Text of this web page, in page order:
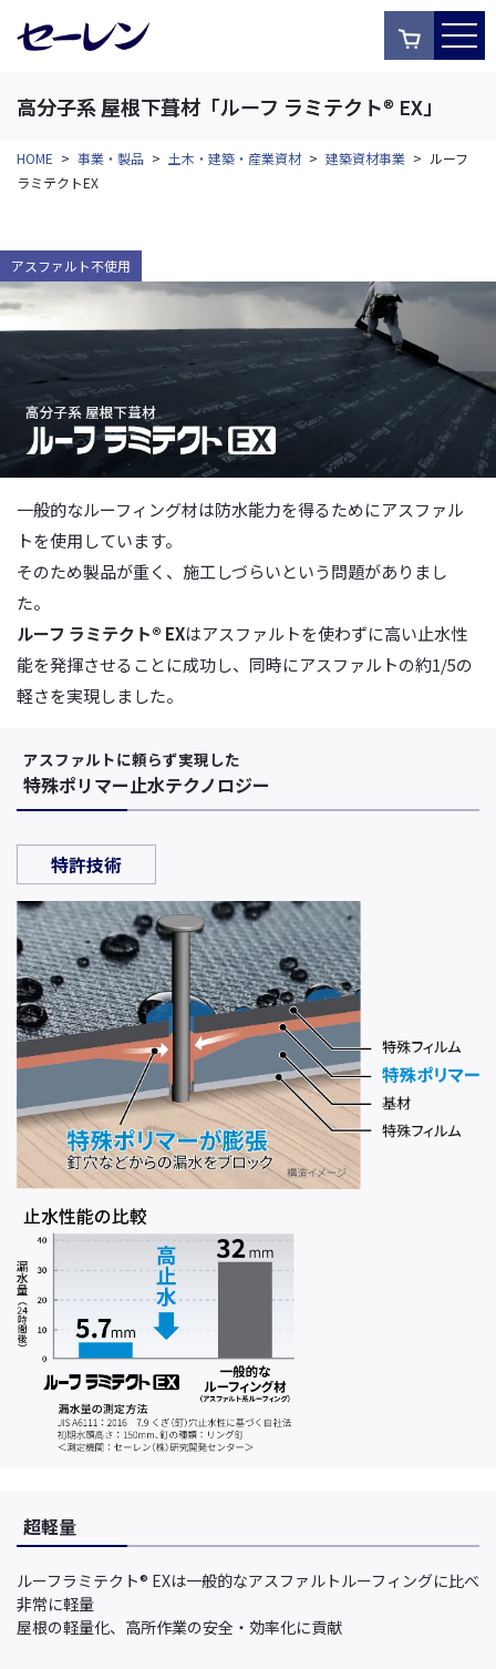
高分子系 屋根下葺材「ルーフ ラミテクト®︎ EX」
HOME > 事業・製品 > 土木・建築・産業資材 > 建築資材事業 > ルーフ
ラミテクトEX
アスファルト不使用
一般的なルーフィング材は防水能力を得るためにアスファル
トを使用しています。
そのため製品が重く、施工しづらいという問題がありまし
た。
ルーフ ラミテクト®︎ EXはアスファルトを使わずに高い止水性
能を発揮させることに成功し、 同時にアスファルトの約1/5の
軽さを実現しました。
アスファルトに頼らず実現した
特殊ポリマー止水テクノロジー
特許技術
超軽量
ルーフラミテクト®︎ EXは一般的なアスファルトルーフィングに比べ
非常に軽量
屋根の軽量化、高所作業の安全・効率化に貢献